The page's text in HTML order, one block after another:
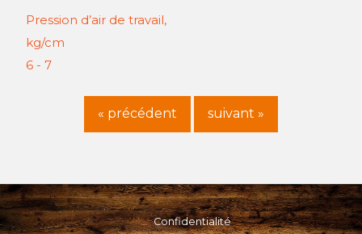
Pression d’air de travail,
kg/cm
6 - 7
« précédent suivant »
Confidentialité